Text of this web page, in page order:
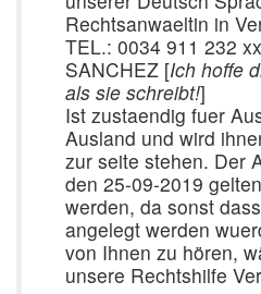
Rechtsanwaeltin in
TEL.: 0034 911 232
SANCHEZ [Ich hoffe
als sie schreibt!]
Ist zustaendig fuer
Ausland und wird
zur seite stehen. Der
den 25-09-2019
werden, da sonst
angelegt werden
von Ihnen zu hören,
unsere Rechtshilfe